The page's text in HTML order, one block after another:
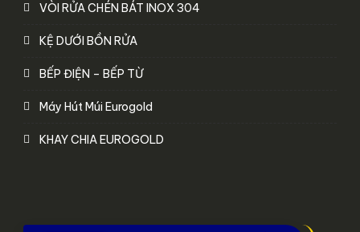
VÒI RỬA CHÉN BÁT INOX 304
KỆ DƯỚI BỒN RỬA
BẾP ĐIỆN – BẾP TỪ
Máy Hút Múi Eurogold
KHAY CHIA EUROGOLD